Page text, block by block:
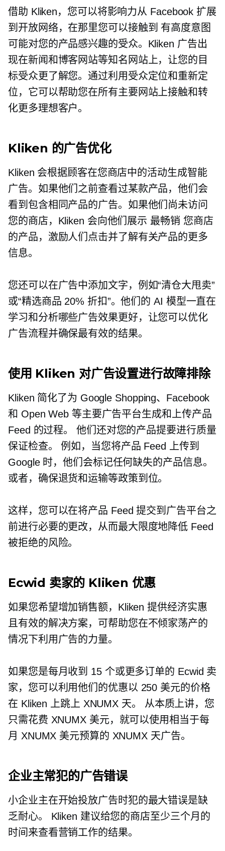
借助 Kliken，您可以将影响力从 Facebook 扩展
到开放网络，在那里您可以接触到 有高度意图
可能对您的产品感兴趣的受众。Kliken 广告出
现在新闻和博客网站等知名网站上，让您的目
标受众更了解您。通过利用受众定位和重新定
位，它可以帮助您在所有主要网站上接触和转
化更多理想客户。
Kliken 的广告优化
Kliken 会根据顾客在您商店中的活动生成智能
广告。如果他们之前查看过某款产品，他们会
看到包含相同产品的广告。如果他们尚未访问
您的商店，Kliken 会向他们展示 最畅销 您商店
的产品，激励人们点击并了解有关产品的更多
信息。
您还可以在广告中添加文字，例如“清仓大甩卖”
或“精选商品 20% 折扣”。他们的 AI 模型一直在
学习和分析哪些广告效果更好，让您可以优化
广告流程并确保最有效的结果。
使用 Kliken 对广告设置进行故障排除
Kliken 简化了为 Google Shopping、Facebook
和 Open Web 等主要广告平台生成和上传产品
Feed 的过程。 他们还对您的产品提要进行质量
保证检查。 例如，当您将产品 Feed 上传到
Google 时，他们会标记任何缺失的产品信息。
或者，确保退货和运输等政策到位。
这样，您可以在将产品 Feed 提交到广告平台之
前进行必要的更改，从而最大限度地降低 Feed
被拒绝的风险。
Ecwid 卖家的 Kliken 优惠
如果您希望增加销售额，Kliken 提供经济实惠
且有效的解决方案，可帮助您在不倾家荡产的
情况下利用广告的力量。
如果您是每月收到 15 个或更多订单的 Ecwid 卖
家，您可以利用他们的优惠以 250 美元的价格
在 Kliken 上跳上 XNUMX 天。 从本质上讲，您
只需花费 XNUMX 美元，就可以使用相当于每
月 XNUMX 美元预算的 XNUMX 天广告。
企业主常犯的广告错误
小企业主在开始投放广告时犯的最大错误是缺
乏耐心。 Kliken 建议给您的商店至少三个月的
时间来查看营销工作的结果。